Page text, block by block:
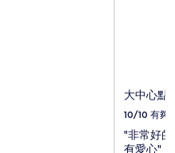
大中心點
10/10 有夠
"非常好
有愛心"